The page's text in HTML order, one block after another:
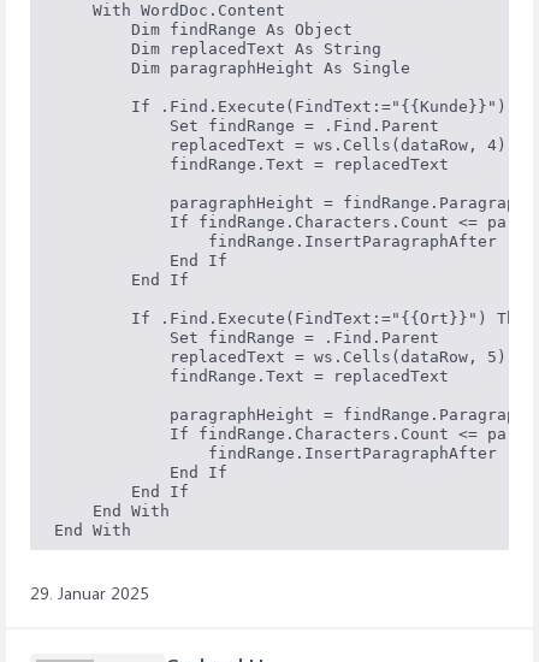
    With WordDoc.Content
        Dim findRange As Object
        Dim replacedText As String
        Dim paragraphHeight As Single
If .Find.Execute(FindText:="{{Kunde}}")
            Set findRange = .Find.Parent
replacedText = ws.Cells(dataRow,
            findRange.Text = replacedText
paragraphHeight =
If findRange.Characters.Count <=
                findRange.InsertParagraphAfter
            End If
        End If
        If .Find.Execute(FindText:="{{Ort}}") Then
            Set findRange = .Find.Parent
replacedText = ws.Cells(dataRow,
            findRange.Text = replacedText
paragraphHeight =
If findRange.Characters.Count <=
                findRange.InsertParagraphAfter
            End If
        End If
    End With
End With
29. Januar 2025